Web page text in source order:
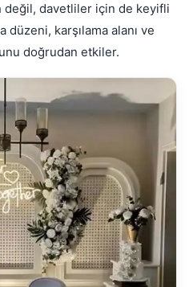
değil, davetliler için de keyifli
düzeni, karşılama alanı ve
doğrudan etkiler.